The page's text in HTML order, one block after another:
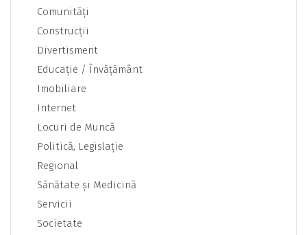
Comunităţi
Construcţii
Divertisment
Educaţie / Învăţământ
Imobiliare
Internet
Locuri de Muncă
Politică, Legislaţie
Regional
Sănătate şi Medicină
Servicii
Societate